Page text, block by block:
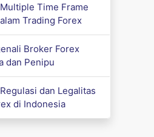
Time Frame
Trading Forex
Broker Forex
dan Penipu
dan Legalitas
di Indonesia